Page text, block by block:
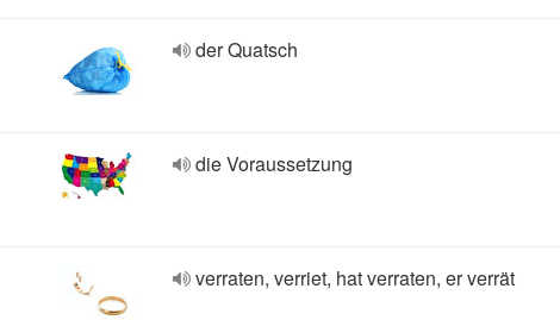
der Quatsch
die Voraussetzung
verraten, verriet, hat verraten, er verrät